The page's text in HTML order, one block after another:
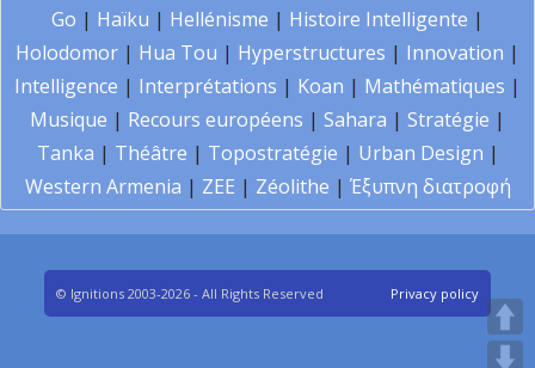
Go | Haïku | Hellénisme | Histoire Intelligente |
Holodomor | Hua Tou | Hyperstructures | Innovation |
Intelligence | Interprétations | Koan | Mathématiques |
Musique | Recours européens | Sahara | Stratégie |
Tanka | Théâtre | Topostratégie | Urban Design |
Western Armenia | ZEE | Zéolithe | Έξυπνη διατροφή
© Ignitions 2003-2026 - All Rights Reserved Privacy policy